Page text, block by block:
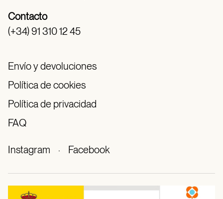
Contacto
(+34) 91 310 12 45
Envío y devoluciones
Política de cookies
Política de privacidad
FAQ
Instagram · Facebook